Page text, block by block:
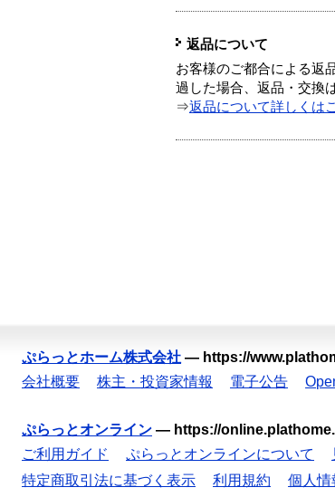
返品について
お客様のご都合による返
過した場合、返品・交換
⇒返品について詳しくは
ぷらっとホーム株式会社 — https://
会社概要
株主・投資家情報 電子公告
ぷらっとオンライン — https://
ご利用ガイド
ぷらっとオンラインについて
特定商取引法に基づく表示
利用規約 個人情